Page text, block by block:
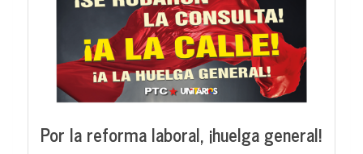
Por la reforma laboral, ¡huelga general!